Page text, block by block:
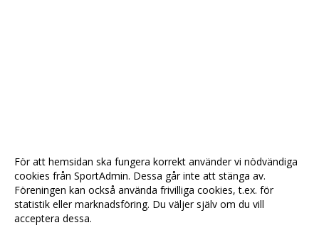
För att hemsidan ska fungera korrekt använder vi nödvändiga
cookies från SportAdmin. Dessa går inte att stänga av.
Föreningen kan också använda frivilliga cookies, t.ex. för
statistik eller marknadsföring. Du väljer själv om du vill
acceptera dessa.